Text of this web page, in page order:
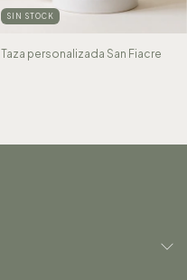
SIN STOCK
Taza personalizada San Fiacre